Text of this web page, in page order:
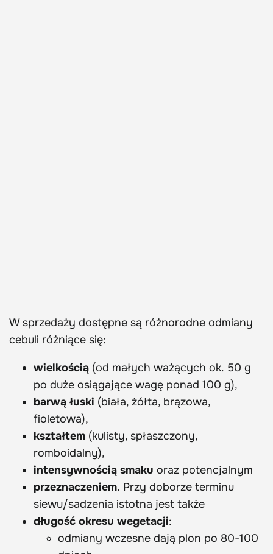
W sprzedaży dostępne są różnorodne odmiany
cebuli różniące się:
wielkością (od małych ważących ok. 50 g
po duże osiągające wagę ponad 100 g),
barwą łuski (biała, żółta, brązowa,
fioletowa),
kształtem (kulisty, spłaszczony,
romboidalny),
intensywnością smaku oraz potencjalnym
przeznaczeniem. Przy doborze terminu
siewu/sadzenia istotna jest także
długość okresu wegetacji:
odmiany wczesne dają plon po 80-100